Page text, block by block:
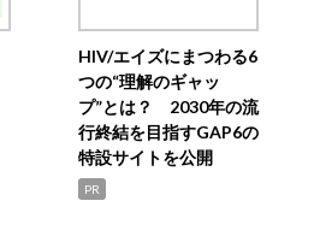
HIV/エイズにまつわる6
つの“理解のギャッ
プ”とは？ 2030年の流
行終結を目指すGAP6の
特設サイトを公開
PR